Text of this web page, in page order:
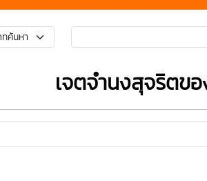
เจตจํานงสุจริตข